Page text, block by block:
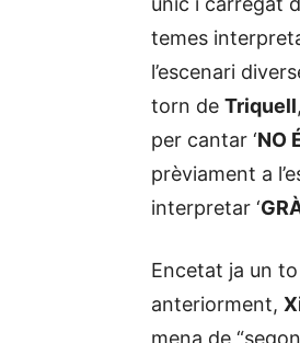
temes
l’escenari
torn de Triquell
per cantar ‘NO
prèviament a
interpretar ‘
Encetat ja un
anteriorment,
mena de